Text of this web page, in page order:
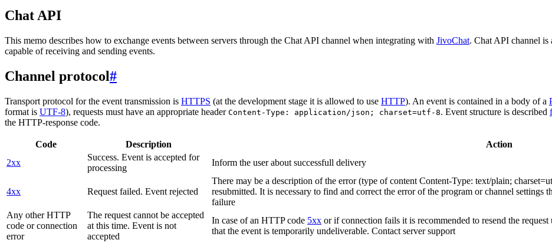
Chat API
This memo describes how to exchange events between servers through the Chat API channel when integrating with JivoChat. Chat API channel is
capable of receiving and sending events.
Channel protocol#
Transport protocol for the event transmission is HTTPS (at the development stage it is allowed to use HTTP). An event is contained in a body of a
format is UTF-8), requests must have an appropriate header Content-Type: application/json; charset=utf-8. Event structure is described
the HTTP-response code.
Code Description
Action
2xx
Success. Event is accepted for
processing
Inform the user about successfull delivery
4xx Request failed. Event rejected
There may be a description of the error (type of content Content-Type: text/plain;
resubmitted. It is necessary to find and correct the error of the program or channel settings
failure
Any other HTTP
code or connection
error
The request cannot be accepted
at this time. Event is not
accepted
In case of an HTTP code 5xx or if connection fails it is recommended to resend the
that the event is temporarily undeliverable. Contact server support